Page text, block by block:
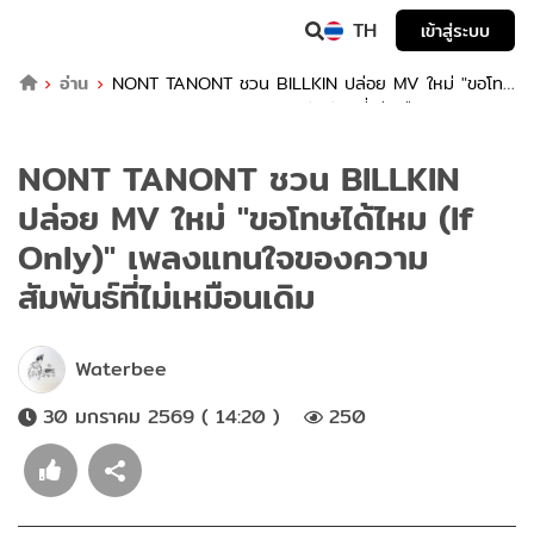
TH
เข้าสู่ระบบ
อ่าน
NONT TANONT ชวน BILLKIN ปล่อย MV ใหม่ "ขอโทษ
ได้ไหม (If Only)" เพลงแทนใจของความสัมพันธ์ที่ไม่เหมือนเดิม
NONT TANONT ชวน BILLKIN
ปล่อย MV ใหม่ "ขอโทษได้ไหม (If
Only)" เพลงแทนใจของความ
สัมพันธ์ที่ไม่เหมือนเดิม
Waterbee
30 มกราคม 2569 ( 14:20 )
250